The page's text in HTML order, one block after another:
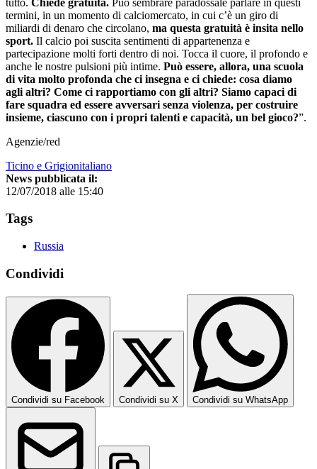
termini, in un momento di calciomercato, in cui c’è un giro di
miliardi di denaro che circolano, ma questa gratuità è insita nello
sport. Il calcio poi suscita sentimenti di appartenenza e
partecipazione molti forti dentro di noi. Tocca il cuore, il profondo e
anche le nostre pulsioni più intime. Può essere, allora, una scuola
di vita molto profonda che ci insegna e ci chiede: cosa diamo
agli altri? Come ci rapportiamo con gli altri? Siamo capaci di
fare squadra ed essere avversari senza violenza, per costruire
insieme, ciascuno con i propri talenti e capacità, un bel gioco?”.
Agenzie/red
Ticino e Grigionitaliano
News pubblicata il:
12/07/2018 alle 15:40
Tags
Russia
Condividi
Condividi su Facebook Condividi su X Condividi su WhatsApp